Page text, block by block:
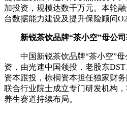
加投资，规模达数千万元。本轮
台数据能力建设及提升保险顾问
新锐茶饮品牌“茶小空”母公
中国新锐茶饮品牌“茶小空”母
资，由光速中国领投，老股东
资本跟投，棕榈资本担任独家财
联合行业院士成立专门研发机构
养生赛道持续布局。